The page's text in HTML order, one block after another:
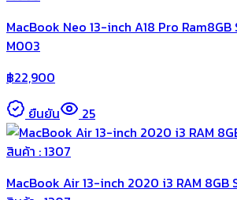
MacBook Neo 13-inch A18 Pro Ram8GB
M003
฿22,900
ยืนยัน
25
MacBook Air 13-inch 2020 i3 RAM 8GB